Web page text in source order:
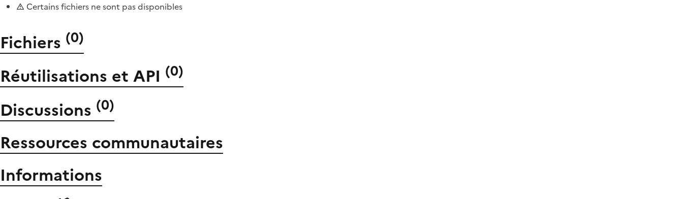
Certains fichiers ne sont pas disponibles
Fichiers (0)
Réutilisations et API (0)
Discussions (0)
Ressources communautaires
Informations